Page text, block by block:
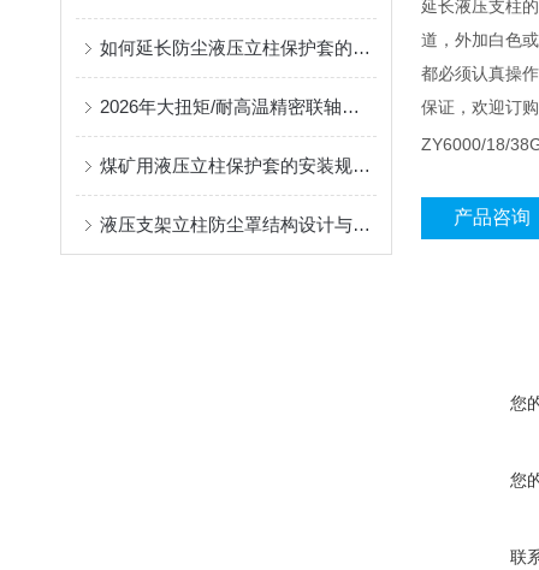
如何延长防尘液压立柱保护套的使用寿命？
2026年大扭矩/耐高温精密联轴器定制找哪家？能实现精准定制的优质厂家盘点
煤矿用液压立柱保护套的安装规范与使用寿命提升方案
液压支架立柱防尘罩结构设计与密封防护原理
延长液压支柱
道，外加白色
都必须认真操
保证，欢迎订购
ZY6000/18/
产品咨询
您
您
联